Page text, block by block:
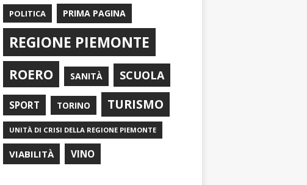
POLITICA PRIMA PAGINA
REGIONE PIEMONTE
ROERO SANITÀ SCUOLA
SPORT TORINO TURISMO
UNITÀ DI CRISI DELLA REGIONE PIEMONTE
VIABILITÀ VINO